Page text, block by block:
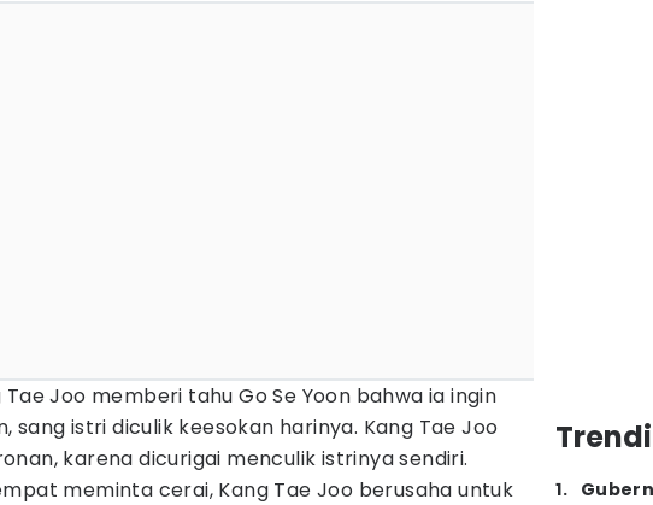
Tae Joo memberi tahu Go Se Yoon bahwa ia ingin
sang istri diculik keesokan harinya. Kang Tae Joo
karena dicurigai menculik istrinya sendiri.
meminta cerai, Kang Tae Joo berusaha untuk
1.